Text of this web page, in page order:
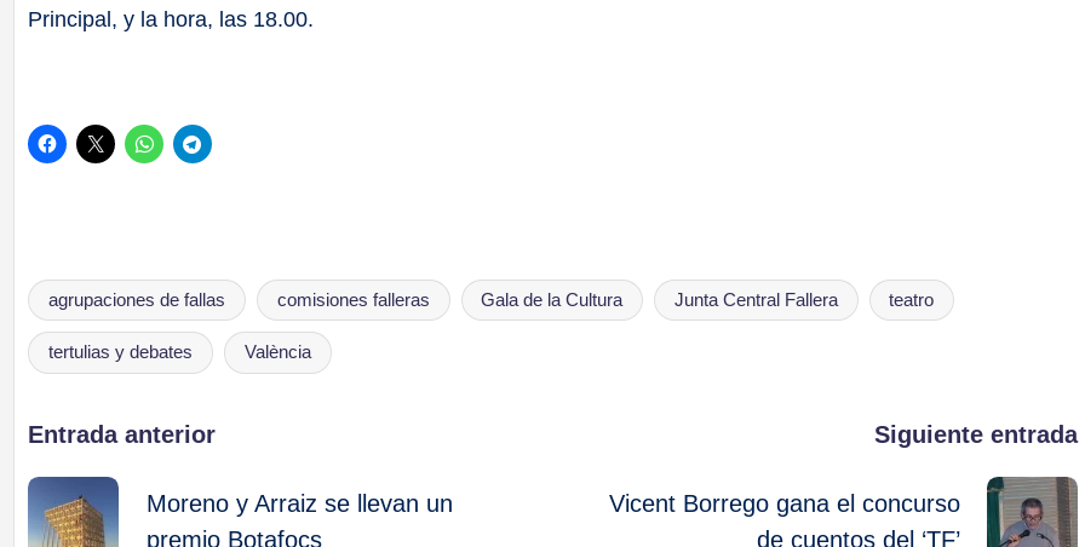
Principal, y la hora, las 18.00.
Etiquetas:
agrupaciones de fallas comisiones falleras Gala de la Cultura Junta Central Fallera teatro
tertulias y debates València
Navegación
de
Entrada anterior
Moreno y Arraiz se llevan un
premio Botafocs
Siguiente entrada
Vicent Borrego gana el concurso
de cuentos del ‘TF’